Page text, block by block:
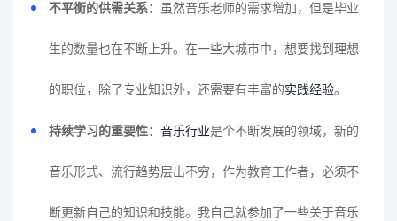
不平衡的供需关系：虽然音乐老师的需求增加，但是毕业
生的数量也在不断上升。在一些大城市中，想要找到理想
的职位，除了专业知识外，还需要有丰富的实践经验。
持续学习的重要性： 音乐行业是个不断发展的领域，新的
音乐形式、流行趋势层出不穷，作为教育工作者，必须不
断更新自己的知识和技能。我自己就参加了一些关于音乐